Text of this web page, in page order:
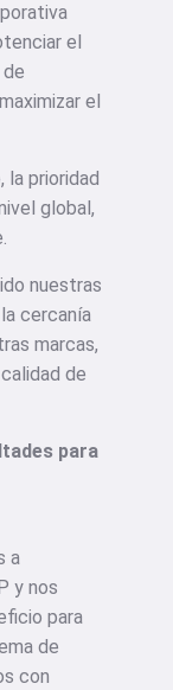
el
el
la prioridad
global,
nuestras
cercanía
marcas,
de
para
a
y nos
para
de
con